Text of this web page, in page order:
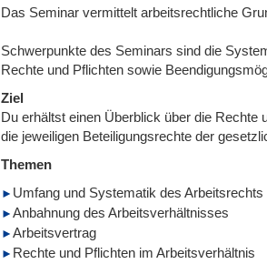
Das Seminar vermittelt arbeitsrechtliche
Schwerpunkte des Seminars sind die
Rechte und Pflichten sowie
Ziel
Du erhältst einen Überblick über die Rechte
die jeweiligen Beteiligungsrechte der
Themen
Umfang und Systematik des Arbeitsrechts
Anbahnung des Arbeitsverhältnisses
Arbeitsvertrag
Rechte und Pflichten im Arbeitsverhältnis